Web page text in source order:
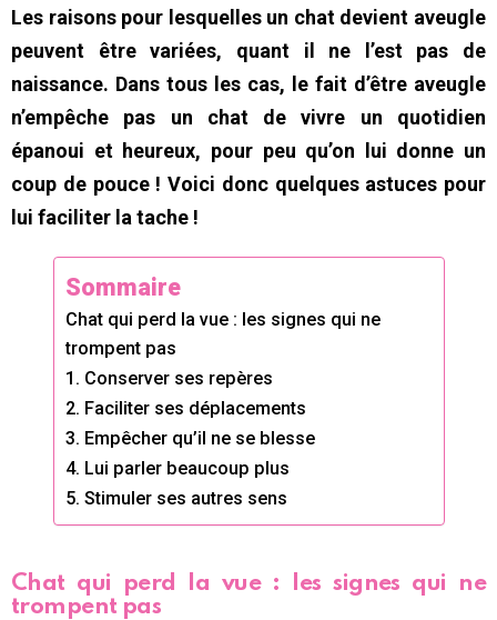
Les raisons pour lesquelles un chat devient aveugle
peuvent être variées, quant il ne l’est pas de
naissance. Dans tous les cas, le fait d’être aveugle
n’empêche pas un chat de vivre un quotidien
épanoui et heureux, pour peu qu’on lui donne un
coup de pouce ! Voici donc quelques astuces pour
lui faciliter la tache !
Sommaire
Chat qui perd la vue : les signes qui ne
trompent pas
1. Conserver ses repères
2. Faciliter ses déplacements
3. Empêcher qu’il ne se blesse
4. Lui parler beaucoup plus
5. Stimuler ses autres sens
Chat qui perd la vue : les signes qui ne
trompent pas